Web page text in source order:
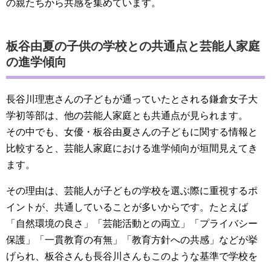
の親たちから共感を集めています。
板谷由夏の子供の学校との共通点と芸能人家庭
の進学傾向
長谷川理恵さんの子どもが通っていたとされる鎌倉女子大
学初等部は、他の芸能人家庭とも共通点が見られます。
その中でも、女優・板谷由夏さんの子どもに関する情報と
比較すると、芸能人家庭における進学傾向が垣間見えてき
ます。
その理由は、芸能人が子どもの学校を選ぶ際に重視するポ
イントが、共通していることが多いからです。たとえば
「自然環境の良さ」「芸能活動との両立」「プライバシー
保護」「一貫教育の有無」「教育方針への共感」などが挙
げられ、板谷さんも長谷川さんもこのような基準で学校を